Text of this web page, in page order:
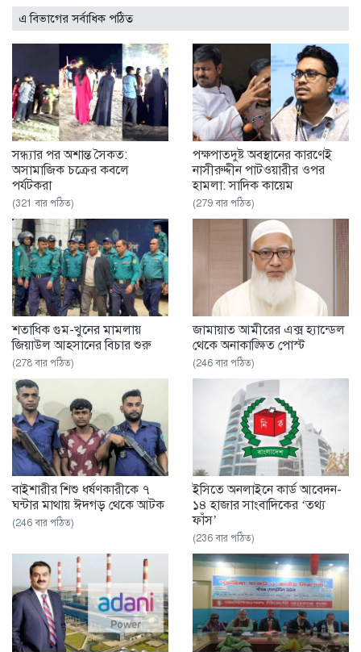
এ বিভাগের সর্বাধিক পঠিত
সন্ধ্যার পর অশান্ত সৈকত:
অসামাজিক চক্রের কবলে
পর্যটকরা
(321 বার পঠিত)
পক্ষপাতদুষ্ট অবস্থানের কারণেই
নাসীরুদ্দীন পাটওয়ারীর ওপর
হামলা: সাদিক কায়েম
(279 বার পঠিত)
শতাধিক গুম-খুনের মামলায়
জিয়াউল আহসানের বিচার শুরু
(278 বার পঠিত)
জামায়াত আমীরের এক্স হ্যান্ডেল
থেকে অনাকাঙ্ক্ষিত পোস্ট
(246 বার পঠিত)
বাইশারীর শিশু ধর্ষণকারীকে ৭
ঘন্টার মাথায় ঈদগড় থেকে আটক
(246 বার পঠিত)
ইসিতে অনলাইনে কার্ড আবেদন-
১৪ হাজার সাংবাদিকের ‘তথ্য
ফাঁস’
(236 বার পঠিত)